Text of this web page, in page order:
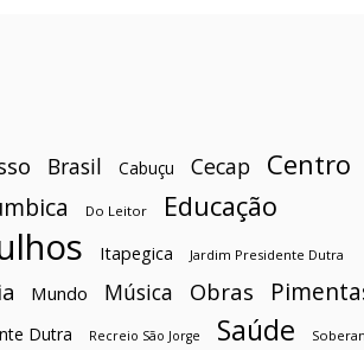
Brasil Cabuçu Cecap Centro
Do Leitor Educação
Itapegica Jardim Presidente Dutra
Mundo Música Obras
Dutra Recreio São Jorge Saúde